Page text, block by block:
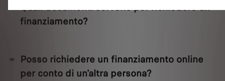
Quali documenti servono per richiedere un
finanziamento?
Posso richiedere un finanziamento online
per conto di un'altra persona?